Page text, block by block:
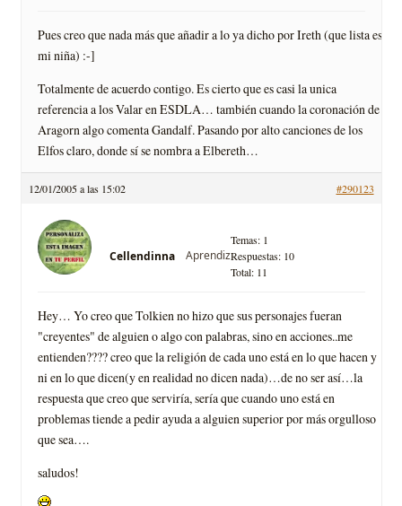
Pues creo que nada más que añadir a lo ya dicho por Ireth (que lista es
mi niña) :-]
Totalmente de acuerdo contigo. Es cierto que es casi la unica
referencia a los Valar en ESDLA… también cuando la coronación de
Aragorn algo comenta Gandalf. Pasando por alto canciones de los
Elfos claro, donde sí­ se nombra a Elbereth…
12/01/2005 a las 15:02 #290123
Cellendinna Aprendiz
Temas: 1
Respuestas: 10
Total: 11
Hey… Yo creo que Tolkien no hizo que sus personajes fueran
"creyentes" de alguien o algo con palabras, sino en acciones..me
entienden???? creo que la religión de cada uno está en lo que hacen y
ni en lo que dicen(y en realidad no dicen nada)…de no ser así­…la
respuesta que creo que servirí­a, serí­a que cuando uno está en
problemas tiende a pedir ayuda a alguien superior por más orgulloso
que sea….
saludos!